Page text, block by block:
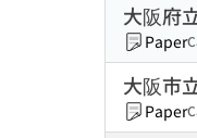
大阪府
Paper
大阪市
Paper